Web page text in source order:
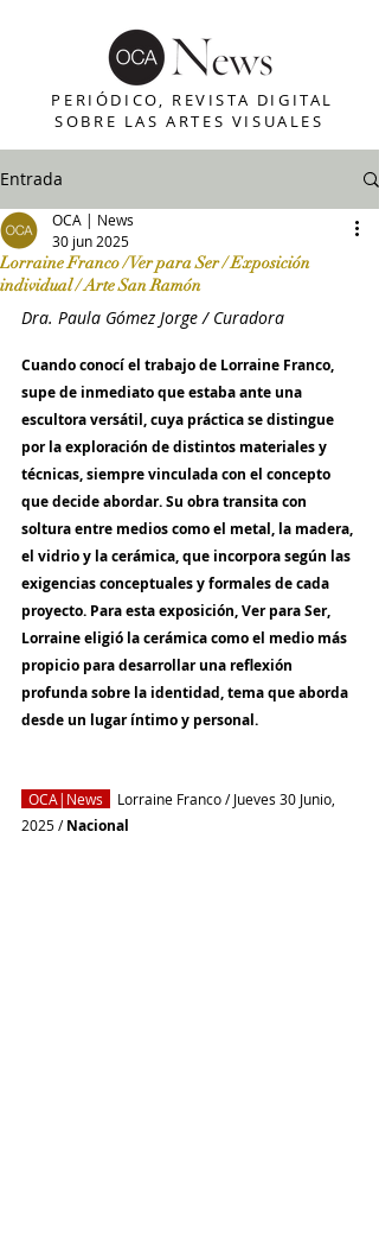
PERIÓDICO, REVISTA DIGITAL
SOBRE LAS ARTES VISUALES
Entrada
Lorraine Franco / Ver para Ser / Exposición
individual / Arte San Ramón
OCA | News
30 jun 2025
Dra. Paula Gómez Jorge / Curadora
Cuando conocí el trabajo de Lorraine Franco,
supe de inmediato que estaba ante una
escultora versátil, cuya práctica se distingue
por la exploración de distintos materiales y
técnicas, siempre vinculada con el concepto
que decide abordar. Su obra transita con
soltura entre medios como el metal, la madera,
el vidrio y la cerámica, que incorpora según las
exigencias conceptuales y formales de cada
proyecto. Para esta exposición, Ver para Ser,
Lorraine eligió la cerámica como el medio más
propicio para desarrollar una reflexión
profunda sobre la identidad, tema que aborda
desde un lugar íntimo y personal.
OCA|News Lorraine Franco/ Jueves 30 Junio,
2025 / Nacional